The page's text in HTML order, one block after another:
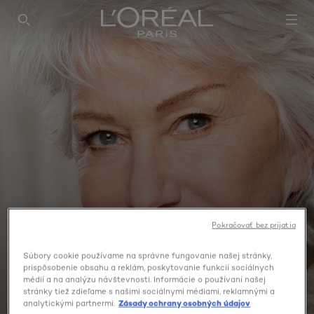
SEARCH THIS SITE
AGE PERFECT
Súbory cookie používame na správne fungovanie našej stránky,
prispôsobenie obsahu a reklám, poskytovanie funkcií sociálnych
médií a na analýzu návštevnosti. Informácie o používaní našej
stránky tiež zdieľame s našimi sociálnymi médiami, reklamnými a
analytickými partnermi. Zásady ochrany osobných údajov
Pokračovať bez prijatia